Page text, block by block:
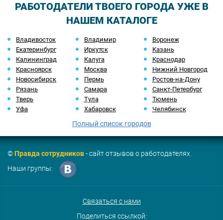
РАБОТОДАТЕЛИ ТВОЕГО ГОРОДА УЖЕ В
НАШЕМ КАТАЛОГЕ
Владивосток Владимир
Воронеж
Екатеринбург
Иркутск
Казань
Калининград
Калуга
Краснодар
Красноярск
Москва
Нижний Новгород
Новосибирск
Пермь
Ростов-на-Дону
Рязань
Самара
Санкт-Петербург
Тверь
Тула
Тюмень
Уфа
Хабаровск Челябинск
Полный список городов
©Правда сотрудников- сайт отзывов о работодателях.
Наши группы:
Связаться с нами
Поделиться ссылкой: